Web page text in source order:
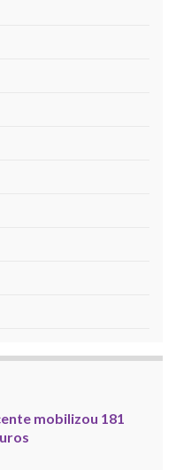
mobilizou 181